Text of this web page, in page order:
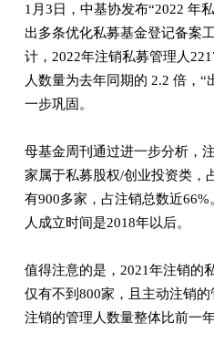
1月3日，中基协发布“2022 年
出多条优化私募基金登记备案
计，2022年注销私募管理人
人数量为去年同期的 2.2 倍，
一步巩固。
母基金周刊通过进一步分析，
家属于私募股权/创业投资类，
有900多家，占注销总数近
人成立时间是2018年以后。
值得注意的是，2021年注销的
仅有不到800家，且主动注销
注销的管理人数量整体比前一